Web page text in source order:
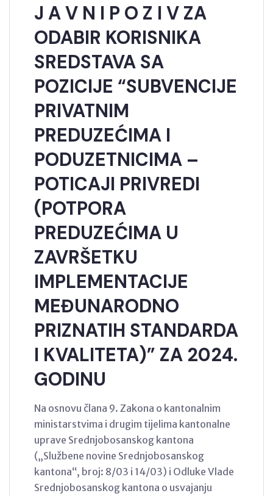
J A V N I P O Z I V ZA
ODABIR KORISNIKA
SREDSTAVA SA
POZICIJE “SUBVENCIJE
PRIVATNIM
PREDUZEĆIMA I
PODUZETNICIMA –
POTICAJI PRIVREDI
(POTPORA
PREDUZEĆIMA U
ZAVRŠETKU
IMPLEMENTACIJE
MEĐUNARODNO
PRIZNATIH STANDARDA
I KVALITETA)” ZA 2024.
GODINU
Na osnovu člana 9. Zakona o kantonalnim
ministarstvima i drugim tijelima kantonalne
uprave Srednjobosanskog kantona
(„Službene novine Srednjobosanskog
kantona“, broj: 8/03 i 14/03) i Odluke Vlade
Srednjobosanskog kantona o usvajanju